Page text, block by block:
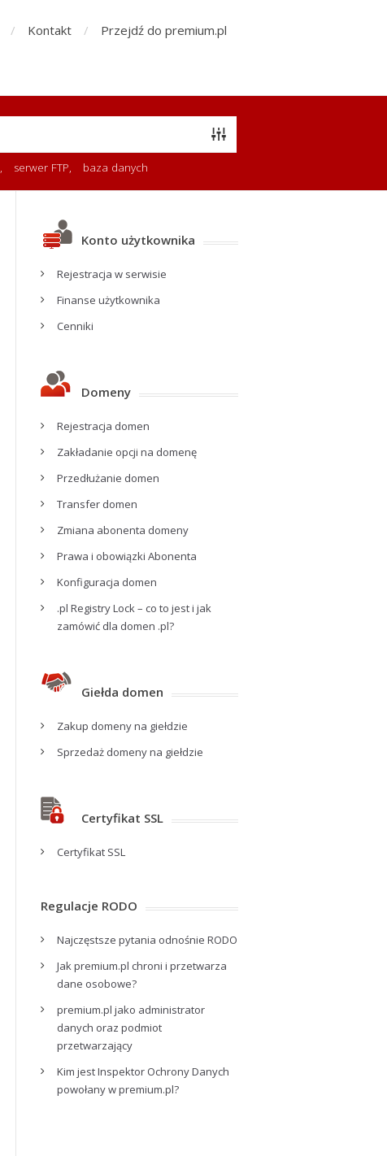
Kontakt Przejdź do premium.pl
, serwer FTP, baza danych
Konto użytkownika
Rejestracja w serwisie
Finanse użytkownika
Cenniki
Domeny
Rejestracja domen
Zakładanie opcji na domenę
Przedłużanie domen
Transfer domen
Zmiana abonenta domeny
Prawa i obowiązki Abonenta
Konfiguracja domen
.pl Registry Lock – co to jest i jak
zamówić dla domen .pl?
Giełda domen
Zakup domeny na giełdzie
Sprzedaż domeny na giełdzie
Certyfikat SSL
Certyfikat SSL
Regulacje RODO
Najczęstsze pytania odnośnie RODO
Jak premium.pl chroni i przetwarza
dane osobowe?
premium.pl jako administrator
danych oraz podmiot
przetwarzający
Kim jest Inspektor Ochrony Danych
powołany w premium.pl?